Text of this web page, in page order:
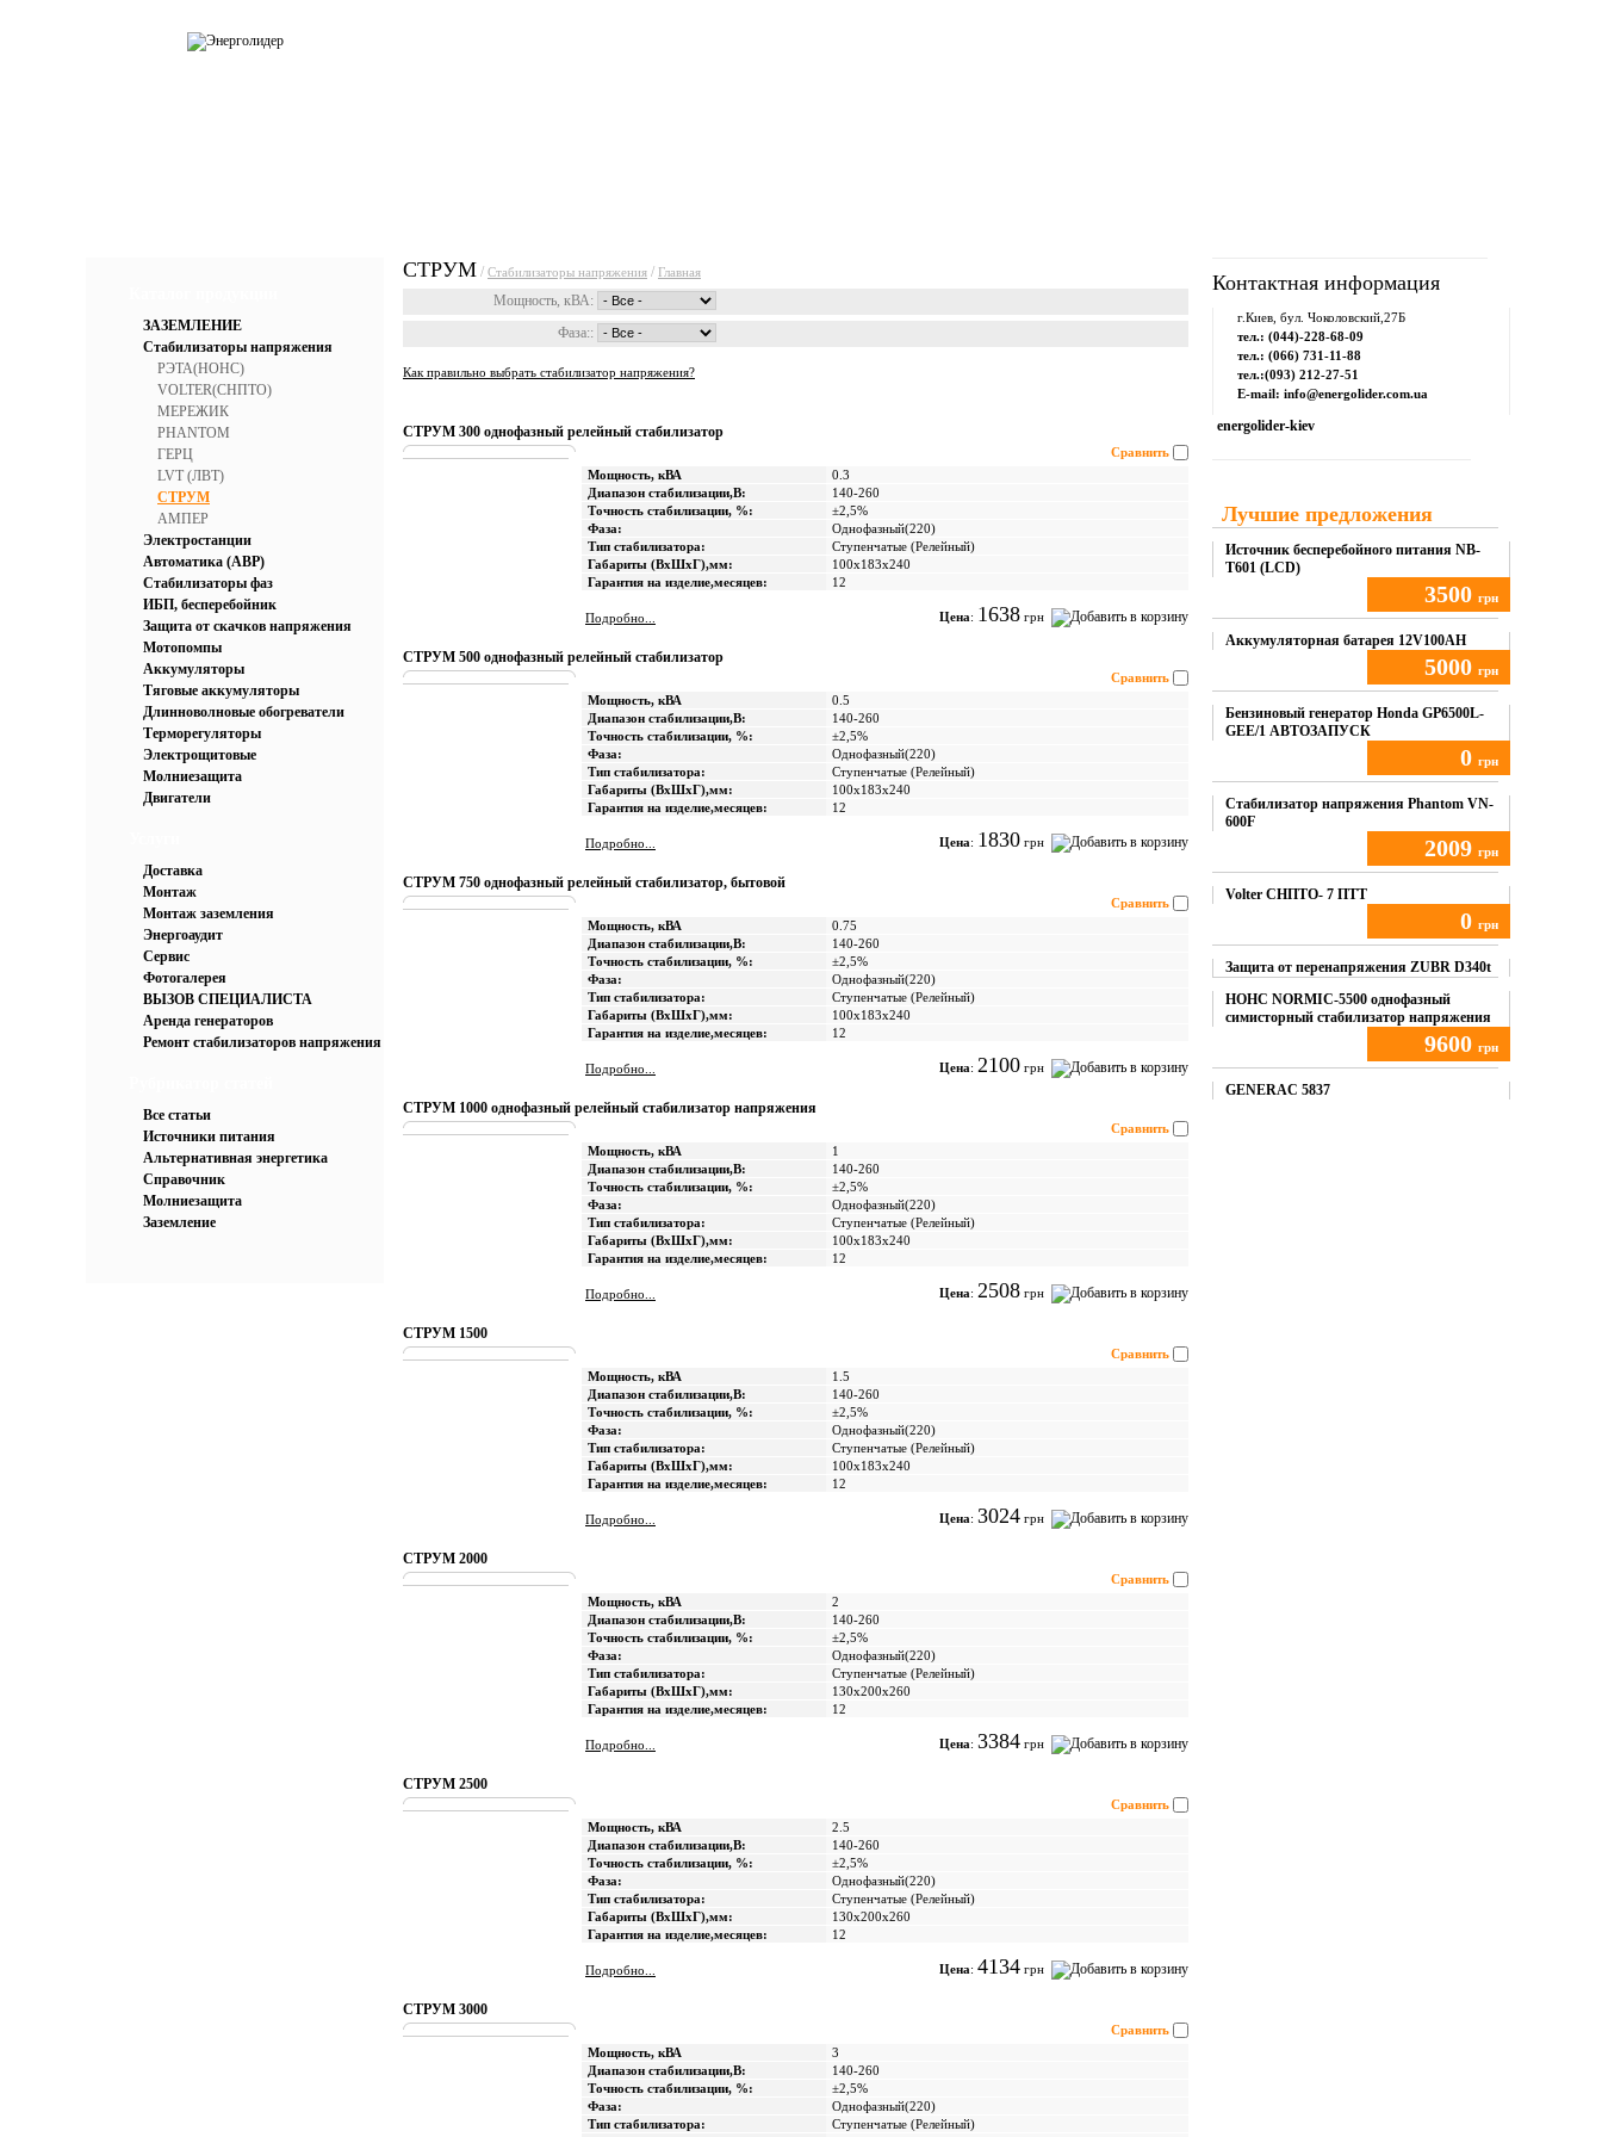
ЗАЗЕМЛЕНИЕ
Стабилизаторы напряжения
РЭТА(НОНС)
VOLTER(СНПТО)
МЕРЕЖИК
PHANTOM
ГЕРЦ
LVT (ЛВТ)
СТРУМ
АМПЕР
Электростанции
Автоматика (АВР)
Стабилизаторы фаз
ИБП, бесперебойник
Защита от скачков напряжения
Мотопомпы
Аккумуляторы
Тяговые аккумуляторы
Длинноволновые обогреватели
Терморегуляторы
Электрощитовые
Молниезащита
Двигатели
Доставка
Монтаж
Монтаж заземления
Энергоаудит
Сервис
Фотогалерея
ВЫЗОВ СПЕЦИАЛИСТА
Аренда генераторов
Ремонт стабилизаторов напряжения
Все статьи
Источники питания
Альтернативная энергетика
Справочник
Молниезащита
Заземление
СТРУМ / Стабилизаторы напряжения / Главная
Мощность, кВА:
Фаза::
Как правильно выбрать стабилизатор напряжения?
СТРУМ 300 однофазный релейный стабилизатор
Сравнить
Мощность, кВА
0.3
Диапазон стабилизации,В:
140-260
Точность стабилизации, %:
±2,5%
Фаза:
Однофазный(220)
Тип стабилизатора:
Ступенчатые (Релейный)
Габариты (ВхШхГ),мм:
100х183х240
Гарантия на изделие,месяцев:
12
Цена: 1638 грн
Подробно...
СТРУМ 500 однофазный релейный стабилизатор
Сравнить
Мощность, кВА
0.5
Диапазон стабилизации,В:
140-260
Точность стабилизации, %:
±2,5%
Фаза:
Однофазный(220)
Тип стабилизатора:
Ступенчатые (Релейный)
Габариты (ВхШхГ),мм:
100х183х240
Гарантия на изделие,месяцев:
12
Цена: 1830 грн
Подробно...
СТРУМ 750 однофазный релейный стабилизатор, бытовой
Сравнить
Мощность, кВА
0.75
Диапазон стабилизации,В:
140-260
Точность стабилизации, %:
±2,5%
Фаза:
Однофазный(220)
Тип стабилизатора:
Ступенчатые (Релейный)
Габариты (ВхШхГ),мм:
100х183х240
Гарантия на изделие,месяцев:
12
Цена: 2100 грн
Подробно...
СТРУМ 1000 однофазный релейный стабилизатор напряжения
Сравнить
Мощность, кВА
1
Диапазон стабилизации,В:
140-260
Точность стабилизации, %:
±2,5%
Фаза:
Однофазный(220)
Тип стабилизатора:
Ступенчатые (Релейный)
Габариты (ВхШхГ),мм:
100х183х240
Гарантия на изделие,месяцев:
12
Цена: 2508 грн
Подробно...
СТРУМ 1500
Сравнить
Мощность, кВА
1.5
Диапазон стабилизации,В:
140-260
Точность стабилизации, %:
±2,5%
Фаза:
Однофазный(220)
Тип стабилизатора:
Ступенчатые (Релейный)
Габариты (ВхШхГ),мм:
100х183х240
Гарантия на изделие,месяцев:
12
Цена: 3024 грн
Подробно...
СТРУМ 2000
Сравнить
Мощность, кВА
2
Диапазон стабилизации,В:
140-260
Точность стабилизации, %:
±2,5%
Фаза:
Однофазный(220)
Тип стабилизатора:
Ступенчатые (Релейный)
Габариты (ВхШхГ),мм:
130х200х260
Гарантия на изделие,месяцев:
12
Цена: 3384 грн
Подробно...
СТРУМ 2500
Сравнить
Мощность, кВА
2.5
Диапазон стабилизации,В:
140-260
Точность стабилизации, %:
±2,5%
Фаза:
Однофазный(220)
Тип стабилизатора:
Ступенчатые (Релейный)
Габариты (ВхШхГ),мм:
130х200х260
Гарантия на изделие,месяцев:
12
Цена: 4134 грн
Подробно...
СТРУМ 3000
Сравнить
Мощность, кВА
3
Диапазон стабилизации,В:
140-260
Точность стабилизации, %:
±2,5%
Фаза:
Однофазный(220)
Тип стабилизатора:
Ступенчатые (Релейный)
Контактная информация
г.Киев, бул. Чоколовский,27Б
тел.: (044)-228-68-09
тел.: (066) 731-11-88
тел.:(093) 212-27-51
E-mail: info@energolider.com.ua
energolider-kiev
Лучшие предложения
Источник бесперебойного питания NB-
T601 (LCD)
3500 грн
Купить
Аккумуляторная батарея 12V100AH
5000 грн
Купить
Бензиновый генератор Honda GP6500L-
GEE/1 АВТОЗАПУСК
0 грн
Купить
Стабилизатор напряжения Phantom VN-
600F
2009 грн
Купить
Volter СНПТО- 7 ПТТ
0 грн
Купить
Защита от перенапряжения ZUBR D340t
НОНС NORMIC-5500 однофазный
симисторный стабилизатор напряжения
9600 грн
Купить
GENERAC 5837